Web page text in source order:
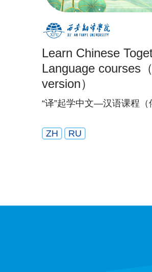
Learn Chinese
Language courses
version）
“译”起学中文—汉语课程（
ZH RU